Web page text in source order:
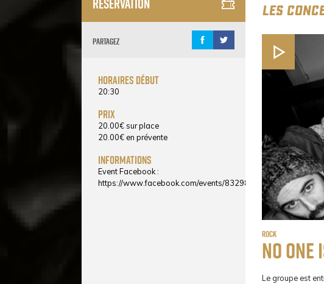
Réservation
Partagez
horaires début
20:30
prix
20.00€ sur place
20.00€ en prévente
informations
Event Facebook :
https://www.facebook.com/events/832984886755485
LES
Rock
No
Le groupe est